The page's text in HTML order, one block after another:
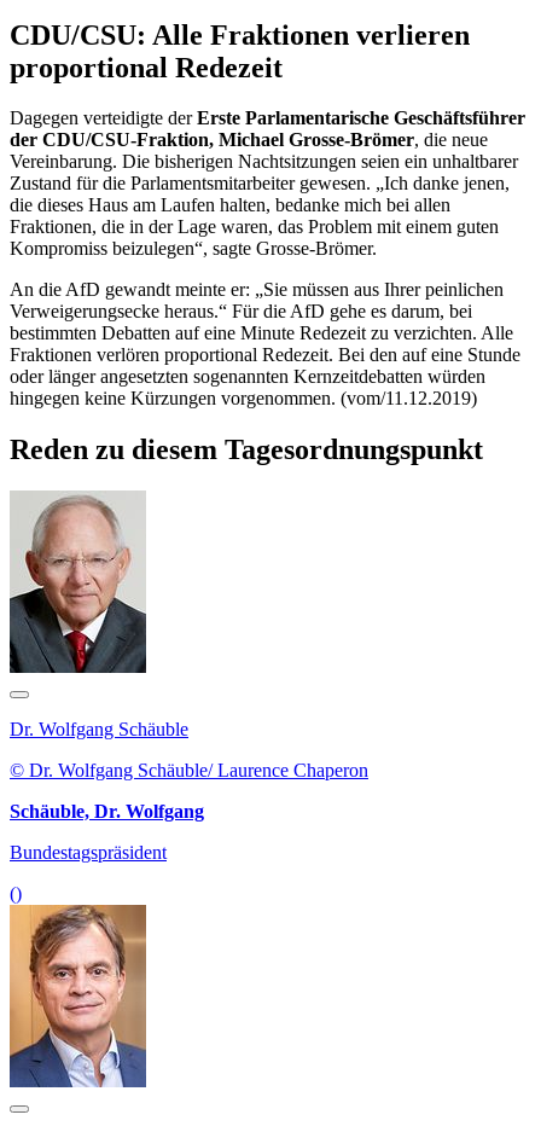
CDU/CSU: Alle Fraktionen verlieren
proportional Redezeit
Dagegen verteidigte derErste Parlamentarische Geschäftsführer
der CDU/CSU-Fraktion, Michael Grosse-Brömer, die neue
Vereinbarung. Die bisherigen Nachtsitzungen seien ein unhaltbarer
Zustand für die Parlamentsmitarbeiter gewesen. „Ich danke jenen,
die dieses Haus am Laufen halten, bedanke mich bei allen
Fraktionen, die in der Lage waren, das Problem mit einem guten
Kompromiss beizulegen“, sagte Grosse-Brömer.
An die AfD gewandt meinte er: „Sie müssen aus Ihrer peinlichen
Verweigerungsecke heraus.“ Für die AfD gehe es darum, bei
bestimmten Debatten auf eine Minute Redezeit zu verzichten. Alle
Fraktionen verlören proportional Redezeit. Bei den auf eine Stunde
oder länger angesetzten sogenannten Kernzeitdebatten würden
hingegen keine Kürzungen vorgenommen. (vom/11.12.2019)
Reden zu diesem Tagesordnungspunkt
Dr. Wolfgang Schäuble
© Dr. Wolfgang Schäuble/ Laurence Chaperon
Schäuble, Dr. Wolfgang
Bundestagspräsident
()